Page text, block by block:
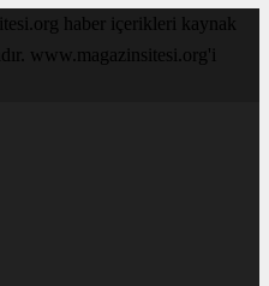
haber içerikleri kaynak
www.magazinsitesi.org'i